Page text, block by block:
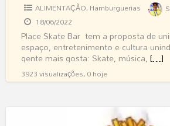
ALIMENTAÇÃO, Hamburguerias
18/06/2022
Place Skate Bar tem a proposta de
espaço, entretenimento e cultura
gente mais gosta: Skate, música,[…]
3923 visualizações, 0 hoje